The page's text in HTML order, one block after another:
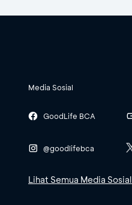
Media Sosial
GoodLife BCA
@goodlifebca
Lihat Semua Media Sosial